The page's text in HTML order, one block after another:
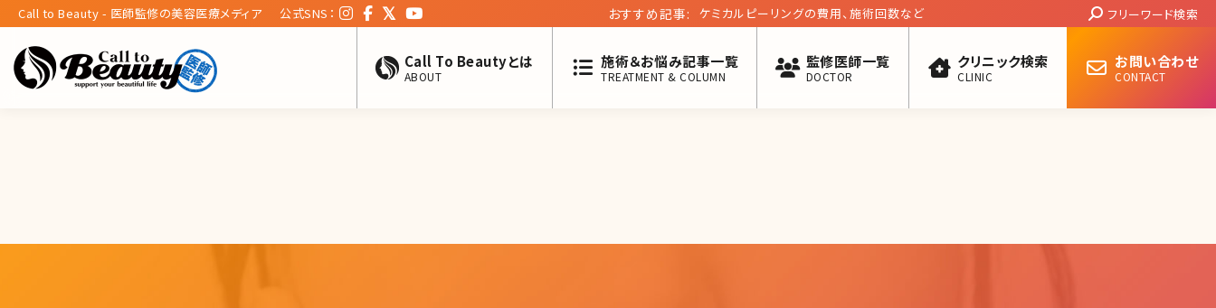
Call to Beauty - 医師監修の美容医療メディア 公式SNS： おすすめ記事: ケミカルピーリングの費用、施術回数など Search:
フリーワード検索
Call To Beautyとは
ABOUT
施術＆お悩み記事一覧
TREATMENT & COLUMN
監修医師一覧
DOCTOR
クリニック検索
CLINIC
お問い合わせ
CONTACT